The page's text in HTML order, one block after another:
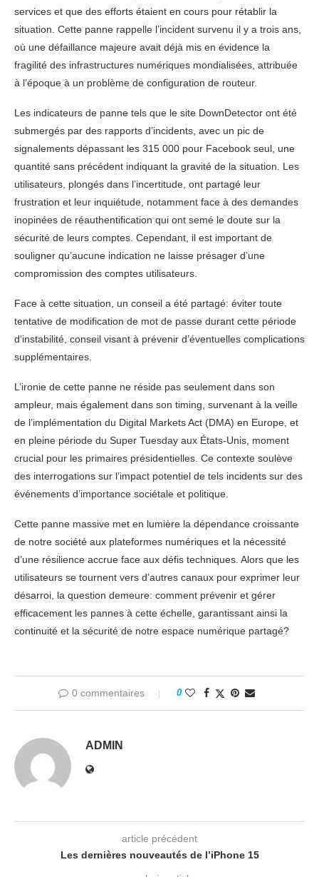
services et que des efforts étaient en cours pour rétablir la
situation. Cette panne rappelle l’incident survenu il y a trois ans,
où une défaillance majeure avait déjà mis en évidence la
fragilité des infrastructures numériques mondialisées, attribuée
à l’époque à un problème de configuration de routeur.
Les indicateurs de panne tels que le site DownDetector ont été
submergés par des rapports d’incidents, avec un pic de
signalements dépassant les 315 000 pour Facebook seul, une
quantité sans précédent indiquant la gravité de la situation. Les
utilisateurs, plongés dans l’incertitude, ont partagé leur
frustration et leur inquiétude, notamment face à des demandes
inopinées de réauthentification qui ont semé le doute sur la
sécurité de leurs comptes. Cependant, il est important de
souligner qu’aucune indication ne laisse présager d’une
compromission des comptes utilisateurs.
Face à cette situation, un conseil a été partagé: éviter toute
tentative de modification de mot de passe durant cette période
d’instabilité, conseil visant à prévenir d’éventuelles complications
supplémentaires.
L’ironie de cette panne ne réside pas seulement dans son
ampleur, mais également dans son timing, survenant à la veille
de l’implémentation du Digital Markets Act (DMA) en Europe, et
en pleine période du Super Tuesday aux États-Unis, moment
crucial pour les primaires présidentielles. Ce contexte soulève
des interrogations sur l’impact potentiel de tels incidents sur des
événements d’importance sociétale et politique.
Cette panne massive met en lumière la dépendance croissante
de notre société aux plateformes numériques et la nécessité
d’une résilience accrue face aux défis techniques. Alors que les
utilisateurs se tournent vers d’autres canaux pour exprimer leur
désarroi, la question demeure: comment prévenir et gérer
efficacement les pannes à cette échelle, garantissant ainsi la
continuité et la sécurité de notre espace numérique partagé?
0 commentaires 0
ADMIN
article précédent
Les dernières nouveautés de l’iPhone 15